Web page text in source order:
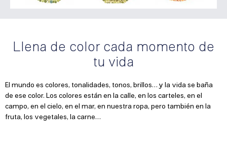
Llena de color cada momento de
tu vida
El mundo es colores, tonalidades, tonos, brillos… y la vida se baña
de ese color. Los colores están en la calle, en los carteles, en el
campo, en el cielo, en el mar, en nuestra ropa, pero también en la
fruta, los vegetales, la carne…